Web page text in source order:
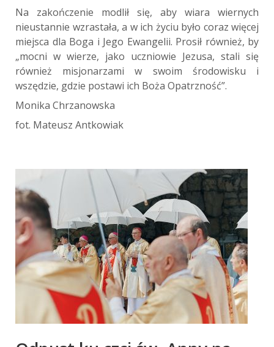
Na zakończenie modlił się, aby wiara wiernych
nieustannie wzrastała, a w ich życiu było coraz więcej
miejsca dla Boga i Jego Ewangelii. Prosił również, by
„mocni w wierze, jako uczniowie Jezusa, stali się
również misjonarzami w swoim środowisku i
wszędzie, gdzie postawi ich Boża Opatrzność”.
Monika Chrzanowska
fot. Mateusz Antkowiak